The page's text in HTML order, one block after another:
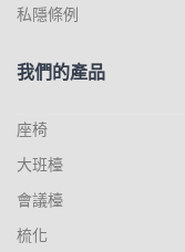
私隱條例
我們的產品
座椅
大班檯
會議檯
梳化